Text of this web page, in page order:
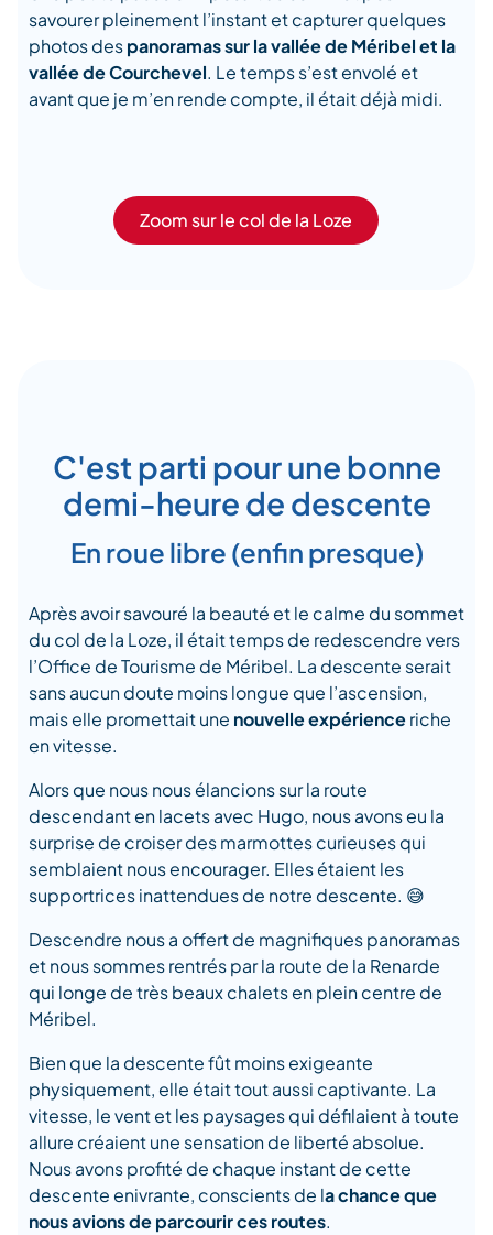
savourer pleinement l’instant et capturer quelques
photos despanoramas sur la vallée de Méribel et la
vallée de Courchevel. Le temps s’est envolé et
avant que je m’en rende compte, il était déjà midi.
Zoom sur le col de la Loze
C'est parti pour une bonne
demi-heure de descente
En roue libre (enfin presque)
Après avoir savouré la beauté et le calme du sommet
du col de la Loze, il était temps de redescendre vers
l’Office de Tourisme de Méribel. La descente serait
sans aucun doute moins longue que l’ascension,
mais elle promettait une nouvelle expérienceriche
en vitesse.
Alors que nous nous élancions sur la route
descendant en lacets avec Hugo, nous avons eu la
surprise de croiser des marmottes curieuses qui
semblaient nous encourager. Elles étaient les
supportrices inattendues de notre descente. 😅
Descendre nous a offert de magnifiques panoramas
et nous sommes rentrés par la route de la Renarde
qui longe de très beaux chalets en plein centre de
Méribel.
Bien que la descente fût moins exigeante
physiquement, elle était tout aussi captivante. La
vitesse, le vent et les paysages qui défilaient à toute
allure créaient une sensation de liberté absolue.
Nous avons profité de chaque instant de cette
descente enivrante, conscients de la chance que
nous avions de parcourir ces routes.